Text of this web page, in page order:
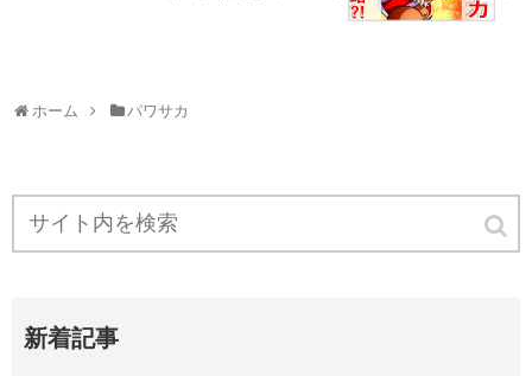
ホーム パワサカ
新着記事